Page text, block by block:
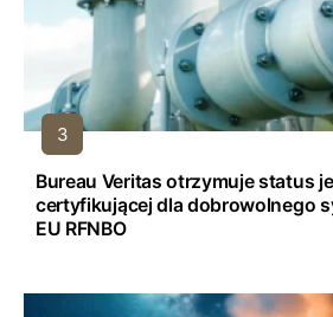
Bureau Veritas otrzymuje status
certyfikującej dla dobrowolnego
EU RFNBO